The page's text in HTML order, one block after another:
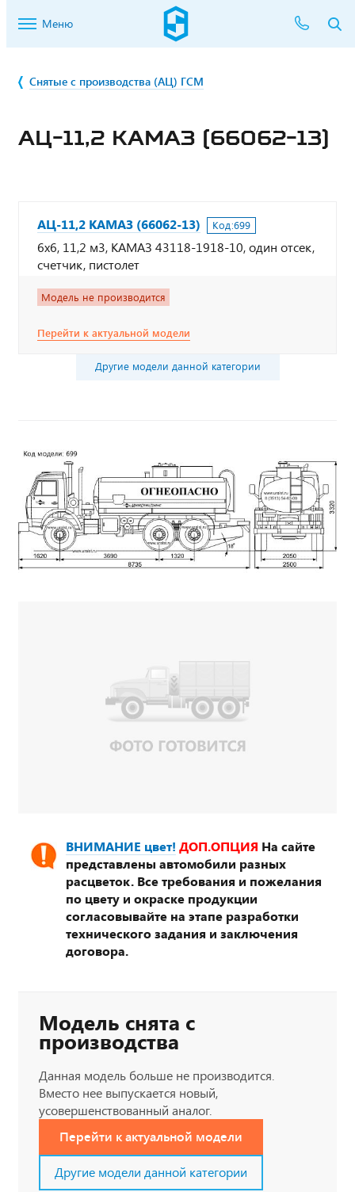
Меню
Снятые с производства (АЦ) ГСМ
АЦ-11,2 КАМАЗ (66062-13)
АЦ-11,2 КАМАЗ (66062-13) Код:699
6х6, 11,2 м3, КАМАЗ 43118-1918-10, один отсек,
счетчик, пистолет
Модель не производится
Перейти к актуальной модели
Другие модели данной категории
ВНИМАНИЕ цвет! ДОП.ОПЦИЯ На сайте
представлены автомобили разных
расцветок. Все требования и пожелания
по цвету и окраске продукции
согласовывайте на этапе разработки
технического задания и заключения
договора.
Модель снята с
производства
Данная модель больше не производится.
Вместо нее выпускается новый,
усовершенствованный аналог.
Перейти к актуальной модели
Другие модели данной категории